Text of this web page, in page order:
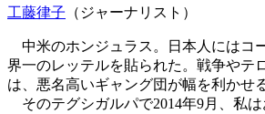
工藤律子 （ジャーナリスト）
中米のホンジュラス。日本人にはコ
界一のレッテルを貼られた。戦争やテ
は、悪名高いギャング団が幅を利かせ
そのテグシガルパで2014年9月、私